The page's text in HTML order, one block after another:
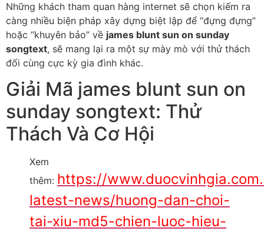
Những khách tham quan hàng internet sẽ chọn kiếm ra
càng nhiều biện pháp xây dựng biệt lập để “đựng đựng”
hoặc “khuyên bảo” về james blunt sun on sunday
songtext, sẽ mang lại ra một sự mày mò với thử thách
đối cùng cực kỳ gia đình khác.
Giải Mã james blunt sun on
sunday songtext: Thử
Thách Và Cơ Hội
Xem
thêm: https://
latest-news/huong-dan-choi-
tai-xiu-md5-chien-luoc-hieu-